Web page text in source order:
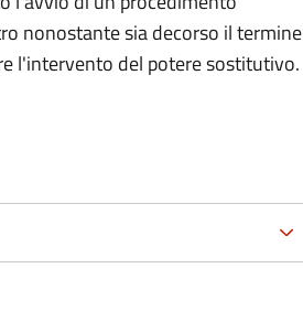
nonostante sia decorso il termine
l'intervento del potere sostitutivo.